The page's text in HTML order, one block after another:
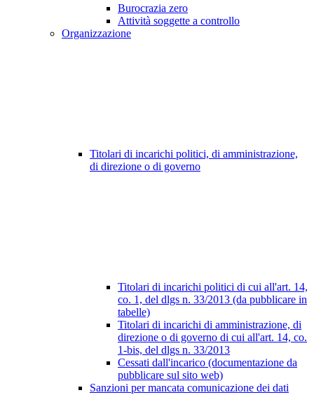
Burocrazia zero
Attività soggette a controllo
Organizzazione
Titolari di incarichi politici, di amministrazione,
di direzione o di governo
Titolari di incarichi politici di cui all'art. 14,
co. 1, del dlgs n. 33/2013 (da pubblicare in
tabelle)
Titolari di incarichi di amministrazione, di
direzione o di governo di cui all'art. 14, co.
1-bis, del dlgs n. 33/2013
Cessati dall'incarico (documentazione da
pubblicare sul sito web)
Sanzioni per mancata comunicazione dei dati